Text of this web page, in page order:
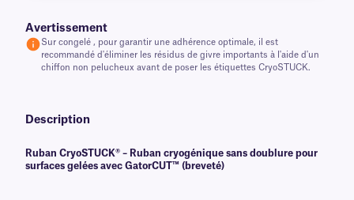
Avertissement
Sur congelé , pour garantir une adhérence optimale, il est
recommandé d'éliminer les résidus de givre importants à l'aide d'un
chiffon non pelucheux avant de poser les étiquettes CryoSTUCK.
Description
Ruban CryoSTUCK® – Ruban cryogénique sans doublure pour
surfaces gelées avec GatorCUT™ (breveté)